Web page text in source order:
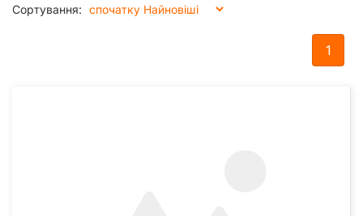
Сортування:
1